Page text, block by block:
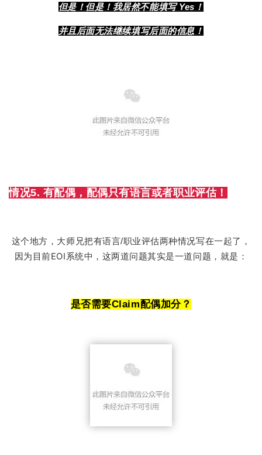
但是！ 但是！我居然不能填写 Yes！
并且后面无法继续填写后面的信息！
情况5. 有配偶，配偶只有语言或者职业评估！
这个地方，大师兄把有语言/职业评估两种情况写在一起了，
因为目前EOI系统中，这两道问题其实是一道问题，就是：
是否需要Claim配偶加分？